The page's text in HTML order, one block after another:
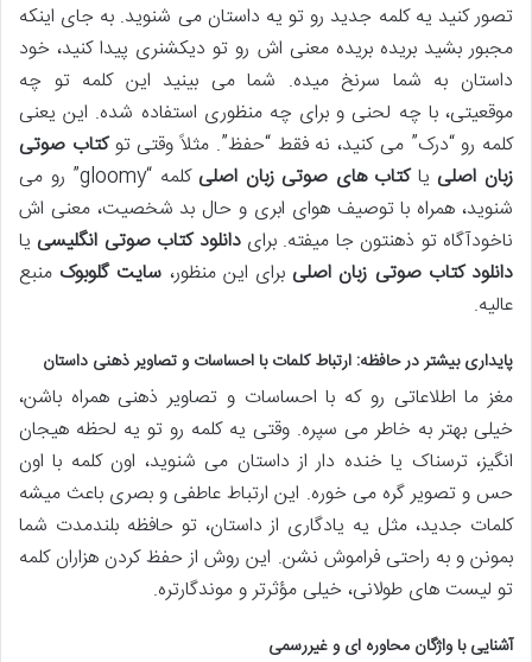
تصور کنید یه کلمه جدید رو تو یه داستان می شنوید. به جای اینکه
مجبور بشید بریده بریده معنی اش رو تو دیکشنری پیدا کنید، خود
داستان به شما سرنخ میده. شما می بینید این کلمه تو چه
موقعیتی، با چه لحنی و برای چه منظوری استفاده شده. این یعنی
کلمه رو “درک” می کنید، نه فقط “حفظ”. مثلاً وقتی توکتاب صوتی
زبان اصلییاکتاب های صوتی زبان اصلی
کلمه “gloomy” رو می
شنوید، همراه با توصیف هوای ابری و حال بد شخصیت، معنی اش
ناخودآگاه تو ذهنتون جا میفته. برایدانلود کتاب صوتی انگلیسییا
دانلود کتاب صوتی زبان اصلیبرای این منظور، سایت گلوبوک منبع
عالیه.
پایداری بیشتر در حافظه: ارتباط کلمات با احساسات و تصاویر ذهنی داستان
مغز ما اطلاعاتی رو که با احساسات و تصاویر ذهنی همراه باشن،
خیلی بهتر به خاطر می سپره. وقتی یه کلمه رو تو یه لحظه هیجان
انگیز، ترسناک یا خنده دار از داستان می شنوید، اون کلمه با اون
حس و تصویر گره می خوره. این ارتباط عاطفی و بصری باعث میشه
کلمات جدید، مثل یه یادگاری از داستان، تو حافظه بلندمدت شما
بمونن و به راحتی فراموش نشن. این روش از حفظ کردن هزاران کلمه
تو لیست های طولانی، خیلی مؤثرتر و موندگارتره.
آشنایی با واژگان محاوره ای و غیررسمی